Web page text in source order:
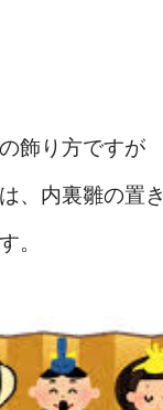
飾り方ですが
、内裏雛の置き
。